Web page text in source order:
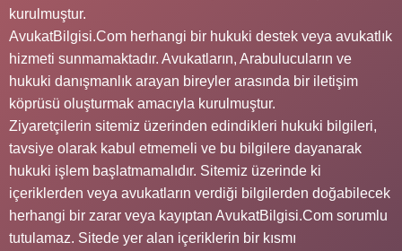
kurulmuştur.
AvukatBilgisi.Com herhangi bir hukuki destek veya avukatlık
hizmeti sunmamaktadır. Avukatların, Arabulucuların ve
hukuki danışmanlık arayan bireyler arasında bir iletişim
köprüsü oluşturmak amacıyla kurulmuştur.
Ziyaretçilerin sitemiz üzerinden edindikleri hukuki bilgileri,
tavsiye olarak kabul etmemeli ve bu bilgilere dayanarak
hukuki işlem başlatmamalıdır. Sitemiz üzerinde ki
içeriklerden veya avukatların verdiği bilgilerden doğabilecek
herhangi bir zarar veya kayıptan AvukatBilgisi.Com sorumlu
tutulamaz. Sitede yer alan içeriklerin bir kısmı